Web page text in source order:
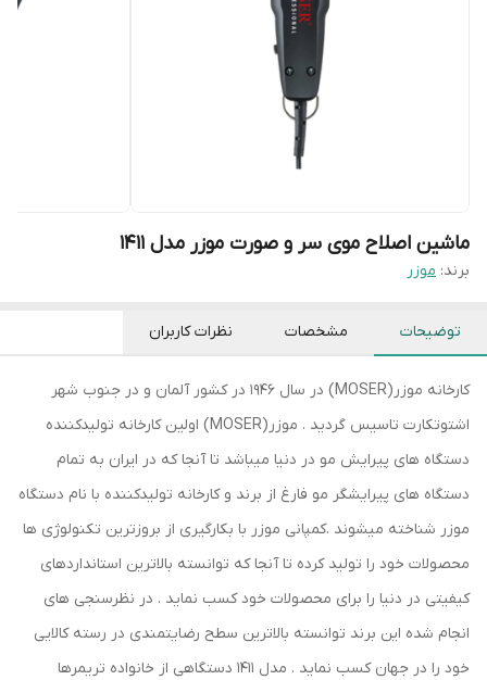
ماشین اصلاح موی سر و صورت موزر مدل 1411
برند: موزر
توضیحات مشخصات نظرات کاربران
کارخانه موزر(MOSER) در سال 1946 در کشور آلمان و در جنوب شهر
اشتوتکارت تاسیس گردید . موزر(MOSER) اولین کارخانه تولیدکننده
دستگاه های پیرایش مو در دنیا میباشد تا آنجا که در ایران به تمام
دستگاه های پیرایشگر مو فارغ از برند و کارخانه تولیدکننده با نام دستگاه
موزر شناخته میشوند .کمپانی موزر با بکارگیری از بروزترین تکنولوژی ها
محصولات خود را تولید کرده تا آنجا که توانسته بالاترین استانداردهای
کیفیتی در دنیا را برای محصولات خود کسب نماید . در نظرسنجی های
انجام شده این برند توانسته بالاترین سطح رضایتمندی در رسته کالایی
خود را در جهان کسب نماید . مدل 1411 دستگاهی از خانواده تریمرها